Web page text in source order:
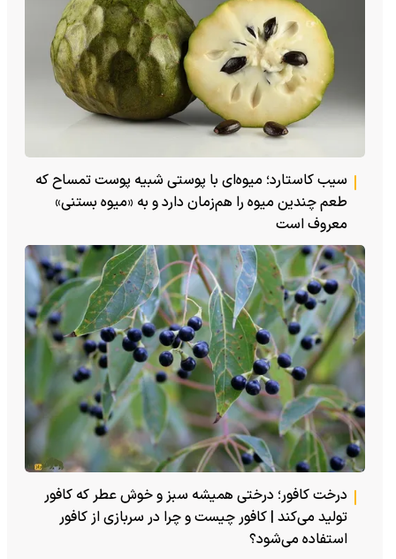
سیب کاستارد؛ میوه‌ای با پوستی شبیه پوست تمساح که
طعم چندین میوه را هم‌زمان دارد و به «میوه بستنی»
معروف است
درخت کافور؛ درختی همیشه سبز و خوش عطر که کافور
تولید می‌کند | کافور چیست و چرا در سربازی از کافور
استفاده می‌شود؟